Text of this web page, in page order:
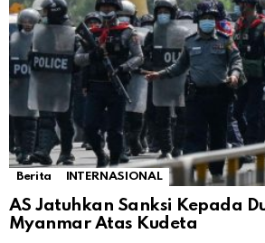
Berita INTERNASIONAL
AS Jatuhkan Sanksi Kepada
Myanmar Atas Kudeta